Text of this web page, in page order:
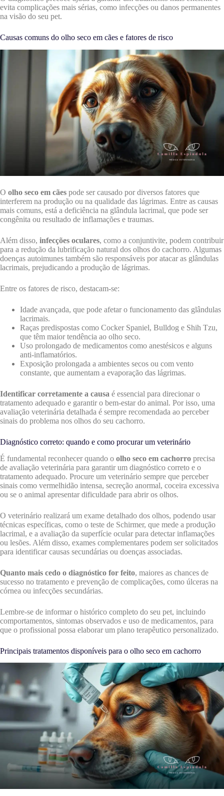
evita complicações mais sérias, como infecções ou danos permanentes
na visão do seu pet.
Causas comuns do olho seco em cães e fatores de risco
O olho seco em cães pode ser causado por diversos fatores que
interferem na produção ou na qualidade das lágrimas. Entre as causas
mais comuns, está a deficiência na glândula lacrimal, que pode ser
congênita ou resultado de inflamações e traumas.
Além disso, infecções oculares, como a conjuntivite, podem contribuir
para a redução da lubrificação natural dos olhos do cachorro. Algumas
doenças autoimunes também são responsáveis por atacar as glândulas
lacrimais, prejudicando a produção de lágrimas.
Entre os fatores de risco, destacam-se:
Idade avançada, que pode afetar o funcionamento das glândulas
lacrimais.
Raças predispostas como Cocker Spaniel, Bulldog e Shih Tzu,
que têm maior tendência ao olho seco.
Uso prolongado de medicamentos como anestésicos e alguns
anti-inflamatórios.
Exposição prolongada a ambientes secos ou com vento
constante, que aumentam a evaporação das lágrimas.
Identificar corretamente a causa é essencial para direcionar o
tratamento adequado e garantir o bem-estar do animal. Por isso, uma
avaliação veterinária detalhada é sempre recomendada ao perceber
sinais do problema nos olhos do seu cachorro.
Diagnóstico correto: quando e como procurar um veterinário
É fundamental reconhecer quando o olho seco em cachorro precisa
de avaliação veterinária para garantir um diagnóstico correto e o
tratamento adequado. Procure um veterinário sempre que perceber
sinais como vermelhidão intensa, secreção anormal, coceira excessiva
ou se o animal apresentar dificuldade para abrir os olhos.
O veterinário realizará um exame detalhado dos olhos, podendo usar
técnicas específicas, como o teste de Schirmer, que mede a produção
lacrimal, e a avaliação da superfície ocular para detectar inflamações
ou lesões. Além disso, exames complementares podem ser solicitados
para identificar causas secundárias ou doenças associadas.
Quanto mais cedo o diagnóstico for feito, maiores as chances de
sucesso no tratamento e prevenção de complicações, como úlceras na
córnea ou infecções secundárias.
Lembre-se de informar o histórico completo do seu pet, incluindo
comportamentos, sintomas observados e uso de medicamentos, para
que o profissional possa elaborar um plano terapêutico personalizado.
Principais tratamentos disponíveis para o olho seco em cachorro